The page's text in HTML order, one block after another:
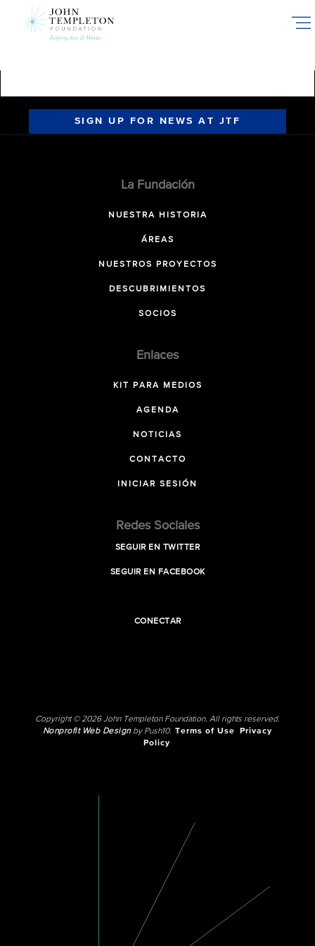
SIGN UP FOR NEWS AT JTF
La Fundación
NUESTRA HISTORIA
ÁREAS
NUESTROS PROYECTOS
DESCUBRIMIENTOS
SOCIOS
Enlaces
KIT PARA MEDIOS
AGENDA
NOTICIAS
CONTACTO
INICIAR SESIÓN
Redes Sociales
SEGUIR EN TWITTER
SEGUIR EN FACEBOOK
CONECTAR
Copyright © 2026 John Templeton Foundation. All rights reserved.
Nonprofit Web Designby Push10. Terms of Use
Privacy
Policy